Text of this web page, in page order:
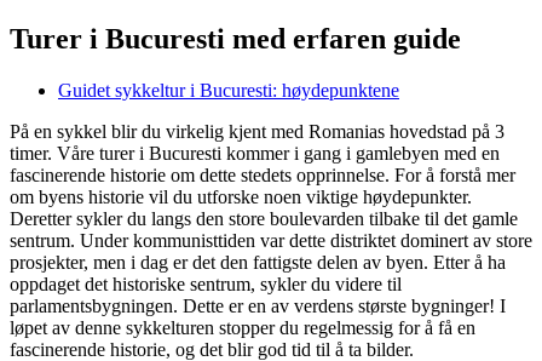
Turer i Bucuresti med erfaren guide
Guidet sykkeltur i Bucuresti: høydepunktene
På en sykkel blir du virkelig kjent med Romanias hovedstad på 3
timer. Våre turer i Bucuresti kommer i gang i gamlebyen med en
fascinerende historie om dette stedets opprinnelse. For å forstå mer
om byens historie vil du utforske noen viktige høydepunkter.
Deretter sykler du langs den store boulevarden tilbake til det gamle
sentrum. Under kommunisttiden var dette distriktet dominert av store
prosjekter, men i dag er det den fattigste delen av byen. Etter å ha
oppdaget det historiske sentrum, sykler du videre til
parlamentsbygningen. Dette er en av verdens største bygninger! I
løpet av denne sykkelturen stopper du regelmessig for å få en
fascinerende historie, og det blir god tid til å ta bilder.